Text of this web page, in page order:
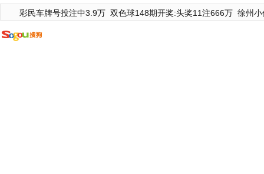
彩民车牌号投注中3.9万 双色球148期开奖:头奖11注666万 徐州